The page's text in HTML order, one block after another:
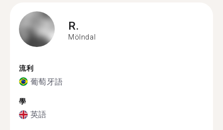
R.
Mölndal
流利
葡萄牙語
學
英語